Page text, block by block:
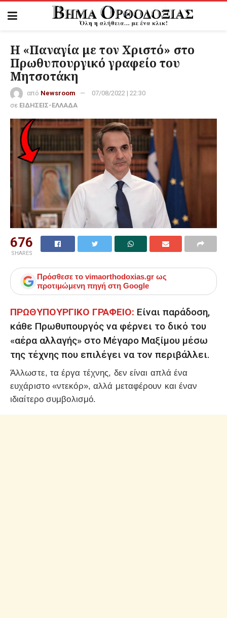
H «Παναγία με τον Χριστό» στο
Πρωθυπουργικό γραφείο του
Μητσοτάκη
από Newsroom
07/08/2022 | 22:30
σε ΕΙΔΗΣΕΙΣ-ΕΛΛΑΔΑ
676
SHARES
Πρόσθεσε το vimaorthodoxias.gr ως
προτιμώμενη πηγή στη Google
ΠΡΩΘΥΠΟΥΡΓΙΚΟ ΓΡΑΦΕΙΟ: Είναι παράδοση,
κάθε Πρωθυπουργός να φέρνει το δικό του
«αέρα αλλαγής» στο Μέγαρο Μαξίμου μέσω
της τέχνης που επιλέγει να τον περιβάλλει.
Άλλωστε, τα έργα τέχνης, δεν είναι απλά ένα
ευχάριστο «ντεκόρ», αλλά μεταφέρουν και έναν
ιδιαίτερο συμβολισμό.